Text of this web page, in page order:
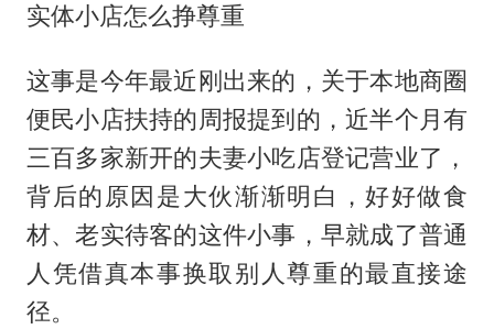
实体小店怎么挣尊重
这事是今年最近刚出来的，关于本地商圈
便民小店扶持的周报提到的，近半个月有
三百多家新开的夫妻小吃店登记营业了，
背后的原因是大伙渐渐明白，好好做食
材、老实待客的这件小事，早就成了普通
人凭借真本事换取别人尊重的最直接途
径。